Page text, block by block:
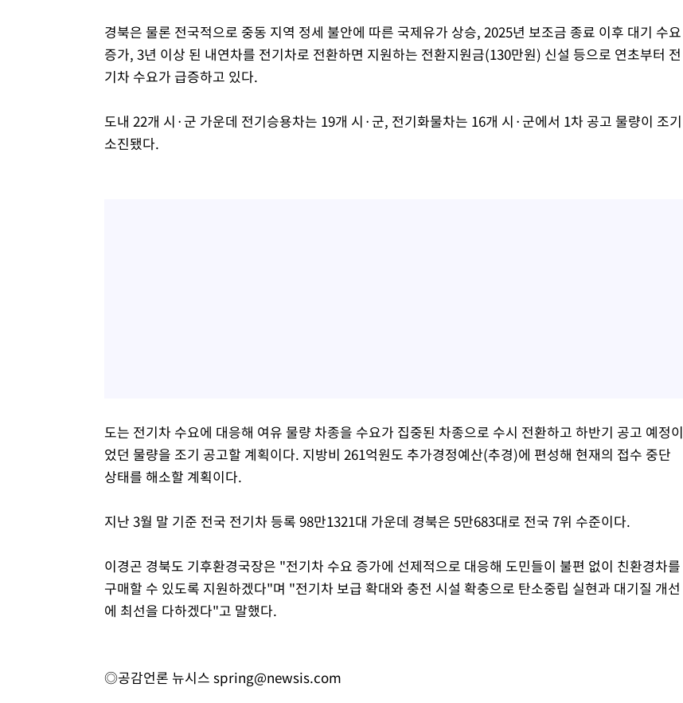
경북은 물론 전국적으로 중동 지역 정세 불안에 따른 국제유가 상승, 2025년 보조금 종료 이후 대기 수요
증가, 3년 이상 된 내연차를 전기차로 전환하면 지원하는 전환지원금(130만원) 신설 등으로 연초부터 전
기차 수요가 급증하고 있다.
도내 22개 시·군 가운데 전기승용차는 19개 시·군, 전기화물차는 16개 시·군에서 1차 공고 물량이 조기
소진됐다.
도는 전기차 수요에 대응해 여유 물량 차종을 수요가 집중된 차종으로 수시 전환하고 하반기 공고 예정이
었던 물량을 조기 공고할 계획이다. 지방비 261억원도 추가경정예산(추경)에 편성해 현재의 접수 중단
상태를 해소할 계획이다.
지난 3월 말 기준 전국 전기차 등록 98만1321대 가운데 경북은 5만683대로 전국 7위 수준이다.
이경곤 경북도 기후환경국장은 "전기차 수요 증가에 선제적으로 대응해 도민들이 불편 없이 친환경차를
구매할 수 있도록 지원하겠다"며 "전기차 보급 확대와 충전 시설 확충으로 탄소중립 실현과 대기질 개선
에 최선을 다하겠다"고 말했다.
◎공감언론 뉴시스 spring@newsis.com